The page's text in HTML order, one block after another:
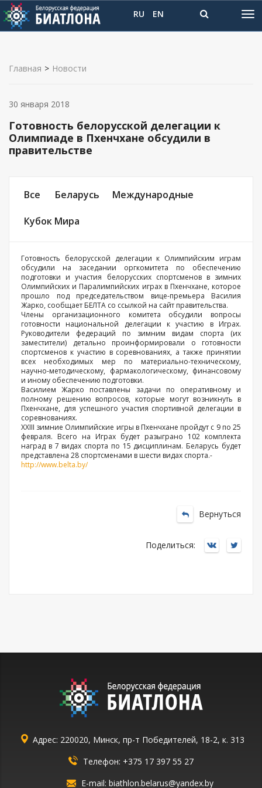
RU EN
Главная > Новости
Готовность белорусской делегации к
Олимпиаде в Пхенчхане обсудили в
правительстве
Все Беларусь Международные
Кубок Мира
30 января 2018
Готовность белорусской делегации к Олимпийским играм
обсудили на заседании оргкомитета по обеспечению
подготовки и участия белорусских спортсменов в зимних
Олимпийских и Паралимпийских играх в Пхенчхане, которое
прошло под председательством вице-премьера Василия
Жарко, сообщает БЕЛТА со ссылкой на сайт правительства.
Члены организационного комитета обсудили вопросы
готовности национальной делегации к участию в Играх.
Руководители федераций по зимним видам спорта (их
заместители) детально проинформировали о готовности
спортсменов к участию в соревнованиях, а также принятии
всех необходимых мер по материально-техническому,
научно-методическому, фармакологическому, финансовому
и иному обеспечению подготовки.
Василием Жарко поставлены задачи по оперативному и
полному решению вопросов, которые могут возникнуть в
Пхенчхане, для успешного участия спортивной делегации в
соревнованиях.
XXIII зимние Олимпийские игры в Пхенчхане пройдут с 9 по 25
февраля. Всего на Играх будет разыграно 102 комплекта
наград в 7 видах спорта по 15 дисциплинам. Беларусь будет
представлена 28 спортсменами в шести видах спорта.-
http://www.belta.by/
Вернуться
Поделиться:
Адрес: 220020, Минск, пр-т Победителей, 18-2, к. 313
Телефон: +375 17 397 55 27
E-mail: biathlon.belarus@yandex.by